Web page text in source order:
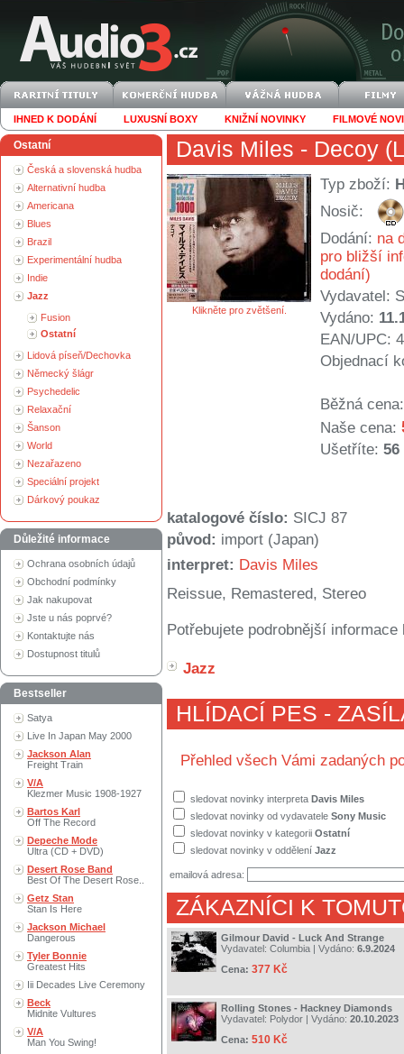
IHNED K DODÁNÍ LUXUSNÍ BOXY KNIŽNÍ NOVINKY FILMOVÉ
Ostatní
Česká a slovenská hudba
Alternativní hudba
Americana
Blues
Brazil
Experimentální hudba
Indie
Jazz
Fusion
Ostatní
Lidová píseň/Dechovka
Německý šlágr
Psychedelic
Relaxační
Šanson
World
Nezařazeno
Speciální projekt
Dárkový poukaz
Důležité informace
Ochrana osobních údajů
Obchodní podmínky
Jak nakupovat
Jste u nás poprvé?
Kontaktujte nás
Dostupnost titulů
Bestseller
Satya
Live In Japan May 2000
Jackson Alan
Freight Train
V/A
Klezmer Music 1908-1927
Bartos Karl
Off The Record
Depeche Mode
Ultra (CD + DVD)
Desert Rose Band
Best Of The Desert Rose..
Getz Stan
Stan Is Here
Jackson Michael
Dangerous
Tyler Bonnie
Greatest Hits
Iii Decades Live Ceremony
Beck
Midnite Vultures
V/A
Man You Swing!
Davis Miles - Decoy
Klikněte pro zvětšení.
Typ zboží:
Nosič:
Dodání: na
pro bližší
dodání)
Vydavatel:
Vydáno:
EAN/UPC:
Objednací
Běžná cena:
Naše cena:
Ušetříte: 56
katalogové číslo: SICJ 87
původ: import (Japan)
interpret: Davis Miles
Reissue, Remastered, Stereo
Potřebujete podrobnější
Jazz
HLÍDACÍ PES -
Přehled všech Vámi zadaných
sledovat novinky interpreta Davis Miles
sledovat novinky od vydavatele Sony Music
sledovat novinky v kategorii Ostatní
sledovat novinky v oddělení Jazz
emailová adresa:
ZÁKAZNÍCI K
Gilmour David - Luck And Strange
Vydavatel: Columbia | Vydáno: 6.9.2024
Cena: 377 Kč
Rolling Stones - Hackney Diamonds
Vydavatel: Polydor | Vydáno: 20.10.2023
Cena: 510 Kč